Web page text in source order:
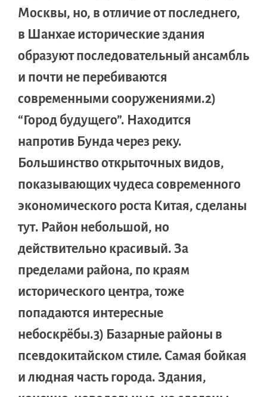
Москвы, но, в отличие от последнего,
в Шанхае исторические здания
образуют последовательный ансамбль
и почти не перебиваются
современными сооружениями.2)
“Город будущего”. Находится
напротив Бунда через реку.
Большинство открыточных видов,
показывающих чудеса современного
экономического роста Китая, сделаны
тут. Район небольшой, но
действительно красивый. За
пределами района, по краям
исторического центра, тоже
попадаются интересные
небоскрёбы.3) Базарные районы в
псевдокитайском стиле. Самая бойкая
и людная часть города. Здания,